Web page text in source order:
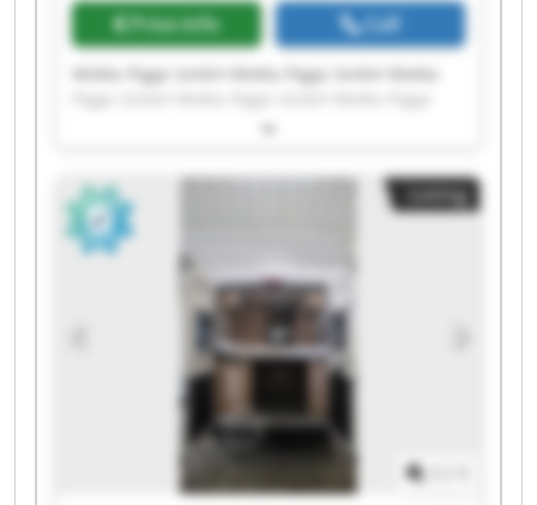
Price info Call
WeMa Pigge GmbH WeMa Pigge GmbH WeMa
GmbH WeMa Pigge GmbH WeMa Pigge GmbH
Pigge GmbH WeMa Pigge GmbH WeMa Pigge
GmbH WeMa Pigge GmbH WeMa Pigge GmbH
WeMa Pigge GmbH WeMa Pigge GmbH WeMa
Pigge GmbH WeMa Pigge GmbH WeMa Pigge
GmbH WeMa Pigge GmbH
Listing